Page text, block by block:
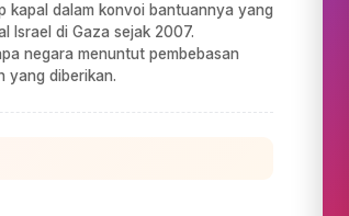
kapal dalam konvoi bantuannya yang
Israel di Gaza sejak 2007.
negara menuntut pembebasan
yang diberikan.